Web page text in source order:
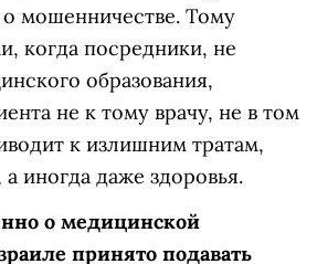
о мошенничестве. Тому
когда посредники, не
образования,
не к тому врачу, не в том
к излишним тратам,
иногда даже здоровья.
о медицинской
принято подавать